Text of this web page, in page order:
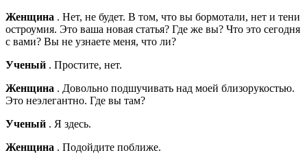
Женщина . Нет, не будет. В том, что вы бормотали, нет и тени
остроумия. Это ваша новая статья? Где же вы? Что это сегодня
с вами? Вы не узнаете меня, что ли?
Ученый . Простите, нет.
Женщина . Довольно подшучивать над моей близорукостью.
Это неэлегантно. Где вы там?
Ученый . Я здесь.
Женщина . Подойдите поближе.